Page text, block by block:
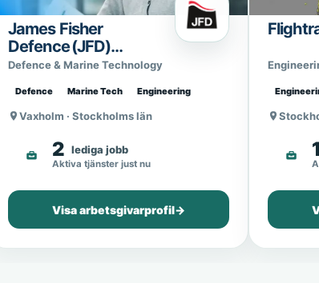
James Fisher
Defence (JFD)
Sweden
Defence & Marine Technology
Defence Marine Tech Engineering
Vaxholm · Stockholms län
2 lediga jobb
Aktiva tjänster just nu
Visa arbetsgivarprofil→
1